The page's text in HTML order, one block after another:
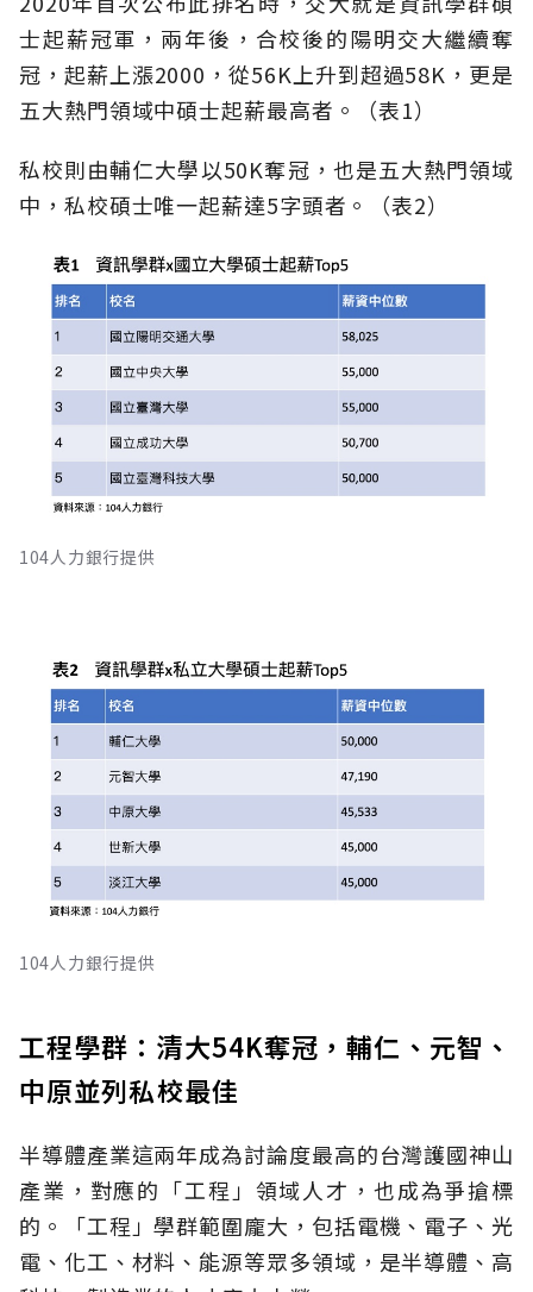
士起薪冠軍，兩年後，合校後的陽明交大繼續奪
冠，起薪上漲2000，從56K上升到超過58K，更是
五大熱門領域中碩士起薪最高者。（表1）
私校則由輔仁大學以50K奪冠，也是五大熱門領域
中，私校碩士唯一起薪達5字頭者。（表2）
104人力銀行提供
104人力銀行提供
工程學群：清大54K奪冠，輔仁、元智、
中原並列私校最佳
半導體產業這兩年成為討論度最高的台灣護國神山
產業，對應的「工程」領域人才，也成為爭搶標
的。「工程」學群範圍龐大，包括電機、電子、光
電、化工、材料、能源等眾多領域，是半導體、高